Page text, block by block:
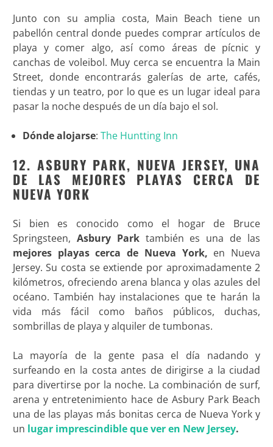
Junto con su amplia costa, Main Beach tiene un
pabellón central donde puedes comprar artículos de
playa y comer algo, así como áreas de pícnic y
canchas de voleibol. Muy cerca se encuentra la Main
Street, donde encontrarás galerías de arte, cafés,
tiendas y un teatro, por lo que es un lugar ideal para
pasar la noche después de un día bajo el sol.
Dónde alojarse: The Huntting Inn
12. ASBURY PARK, NUEVA JERSEY, UNA
DE LAS MEJORES PLAYAS CERCA DE
NUEVA YORK
Si bien es conocido como el hogar de Bruce
Springsteen, Asbury Park también es una de las
mejores playas cerca de Nueva York, en Nueva
Jersey. Su costa se extiende por aproximadamente 2
kilómetros, ofreciendo arena blanca y olas azules del
océano. También hay instalaciones que te harán la
vida más fácil como baños públicos, duchas,
sombrillas de playa y alquiler de tumbonas.
La mayoría de la gente pasa el día nadando y
surfeando en la costa antes de dirigirse a la ciudad
para divertirse por la noche. La combinación de surf,
arena y entretenimiento hace de Asbury Park Beach
una de las playas más bonitas cerca de Nueva York y
un lugar imprescindible que ver en New Jersey.